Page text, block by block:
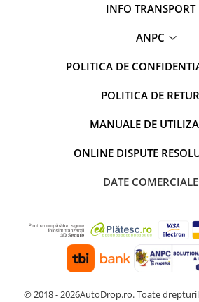
INFO TRANSPORT
ANPC
POLITICA DE
POLITICA DE RETUR
MANUALE DE
ONLINE DISPUTE
DATE COMERCIALE
© 2018 - 2026AutoDrop.ro. Toate